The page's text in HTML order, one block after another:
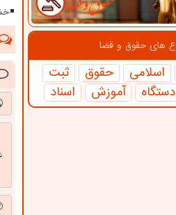
های حقوق و قضا
اسلامی حقوق
ثبت
دستگاه آموزش اسناد